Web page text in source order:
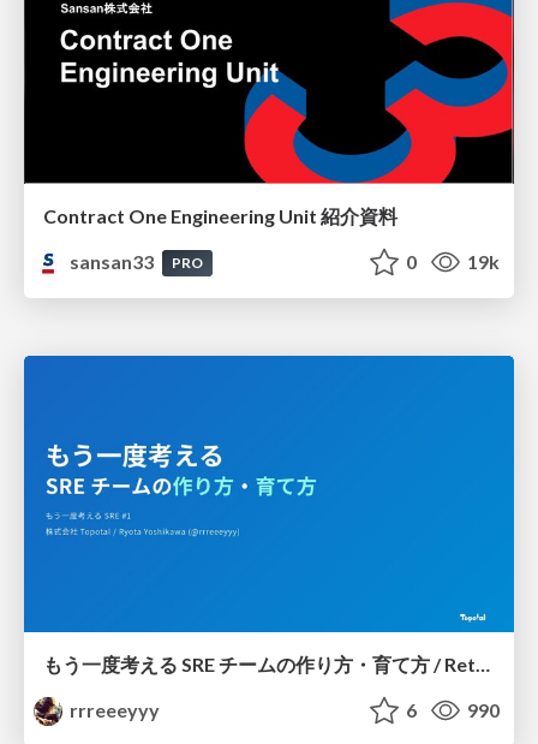
Contract One Engineering Unit 紹介資料
sansan33
PRO 0 19k
rrreeeyyy
6 990